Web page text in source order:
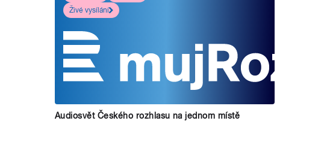
Živé vysílání
Audiosvět Českého rozhlasu na jednom místě